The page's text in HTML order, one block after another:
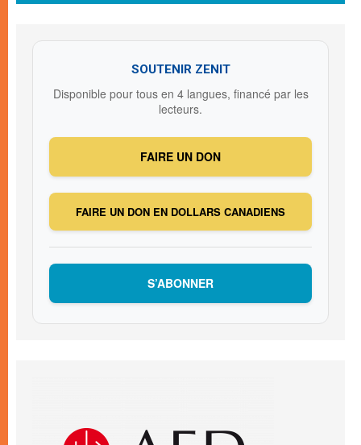
SOUTENIR ZENIT
Disponible pour tous en 4 langues, financé par les
lecteurs.
FAIRE UN DON
FAIRE UN DON EN DOLLARS CANADIENS
S’ABONNER